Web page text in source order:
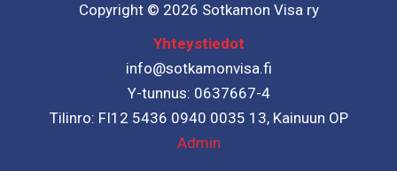
Copyright © 2026 Sotkamon Visa ry
Yhteystiedot
info@sotkamonvisa.fi
Y-tunnus: 0637667-4
Tilinro: FI12 5436 0940 0035 13, Kainuun OP
Admin